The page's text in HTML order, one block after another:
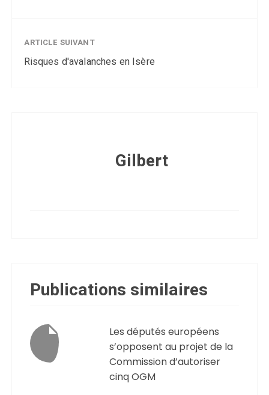
ARTICLE SUIVANT
Risques d'avalanches en Isère
Gilbert
Publications similaires
Les députés européens
s’opposent au projet de la
Commission d’autoriser
cinq OGM